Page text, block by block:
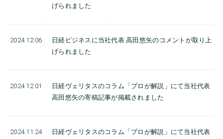
げられました
2024.12.06
日経ビジネスに当社代表 高田悠矢のコメントが取り上
げられました
2024.12.01
日経ヴェリタスのコラム「プロが解説」にて当社代表
高田悠矢の寄稿記事が掲載されました
2024.11.24
日経ヴェリタスのコラム「プロが解説」にて当社代表